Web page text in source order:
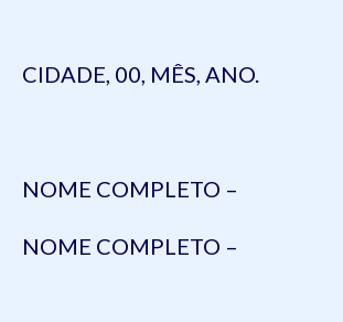
CIDADE, 00, MÊS, ANO.
NOME COMPLETO –
NOME COMPLETO –